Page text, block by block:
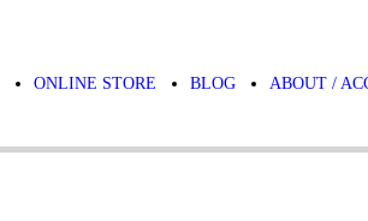
ONLINE STORE BLOG ABOUT /